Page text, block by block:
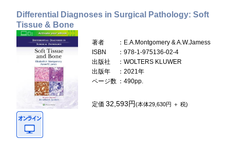
Differential Diagnoses in Surgical Pathology: Soft
Tissue & Bone
著者
：E.A.Montgomery & A.W.Jamess
ISBN
：978-1-975136-02-4
出版社
：WOLTERS KLUWER
出版年
：2021年
ページ数 ：490pp.
定価32,593円(本体29,630円 ＋ 税)